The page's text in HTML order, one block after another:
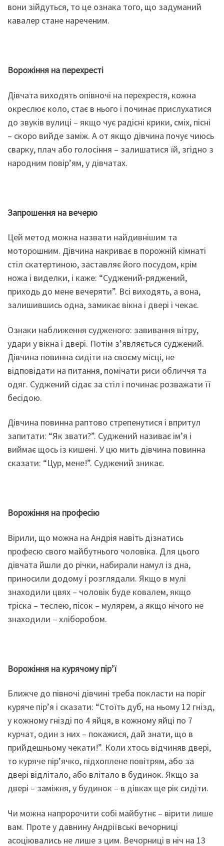
вони зійдуться, то це ознака того, що задуманий
кавалер стане нареченим.
Ворожіння на перехресті
Дівчата виходять опівночі на перехрестя, кожна
окреслює коло, стає в нього і починає прислухатися
до звуків вулиці – якщо чує радісні крики, сміх, пісні
– скоро вийде заміж. А от якщо дівчина почує чиюсь
сварку, плач або голосіння – залишатися їй, згідно з
народним повір’ям, у дівчатах.
Запрошення на вечерю
Цей метод можна назвати найдивнішим та
моторошним. Дівчина накриває в порожній кімнаті
стіл скатертиною, заставляє його посудом, крім
ножа і виделки, і каже: “Суджений-ряджений,
приходь до мене вечеряти”. Всі виходять, а вона,
залишившись одна, замикає вікна і двері і чекає.
Ознаки наближення судженого: завивання вітру,
удари у вікна і двері. Потім з’являється суджений.
Дівчина повинна сидіти на своєму місці, не
відповідати на питання, помічати риси обличчя та
одяг. Суджений сідає за стіл і починає розважати її
бесідою.
Дівчина повинна раптово стрепенутися і впритул
запитати: “Як звати?”. Суджений називає ім’я і
виймає щось із кишені. У цю мить дівчина повинна
сказати: “Цур, мене!”. Суджений зникає.
Ворожіння на професію
Вірили, що можна на Андрія навіть дізнатись
професю свого майбутнього чоловіка. Для цього
дівчата йшли до річки, набирали намул із дна,
приносили додому і розглядали. Якщо в мулі
знаходили цвях – чоловік буде ковалем, якщо
тріска – теслею, пісок – мулярем, а якщо нічого не
знаходили – хліборобом.
Ворожіння на курячому пір’ї
Ближче до півночі дівчині треба покласти на поріг
куряче пір’я і сказати: “Стоїть дуб, на ньому 12 гнізд,
у кожному гнізді по 4 яйця, в кожному яйці по 7
курчат, один з них – покажися, дай знати, що в
прийдешньому чекати!”. Коли хтось відчиняв двері,
то куряче пір’ячко, підхоплене повітрям, або за
двері відлітало, або влітало в будинок. Якщо за
двері – заміжня, у будинок – в дівках ще рік сидіти.
Чи можна напророчити собі майбутнє – вірити лише
вам. Проте у давнину Андріївські вечорниці
асоціювались не лише з цим. Вечорниці в ніч на 13